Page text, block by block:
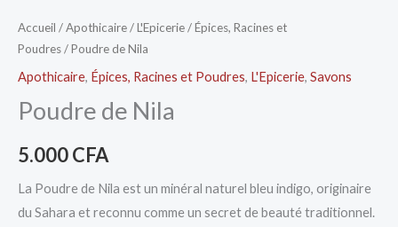
Accueil /Apothicaire/L'Epicerie/Épices, Racines et
Poudres/ Poudre de Nila
Apothicaire, Épices, Racines et Poudres, L'Epicerie, Savons
Poudre de Nila
5.000CFA
La Poudre de Nila est un minéral naturel bleu indigo, originaire
du Sahara et reconnu comme un secret de beauté traditionnel.